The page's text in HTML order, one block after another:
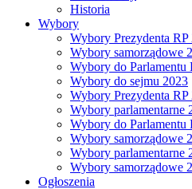
Historia
Wybory
Wybory Prezydenta RP
Wybory samorządowe
Wybory do Parlamentu
Wybory do sejmu 2023
Wybory Prezydenta RP
Wybory parlamentarne
Wybory do Parlamentu
Wybory samorządowe
Wybory parlamentarne
Wybory samorządowe
Ogłoszenia